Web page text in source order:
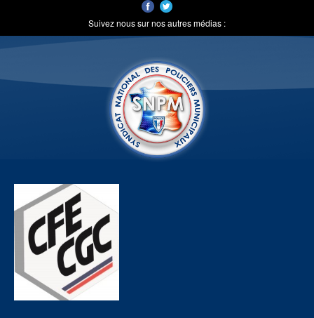
Suivez nous sur nos autres médias :